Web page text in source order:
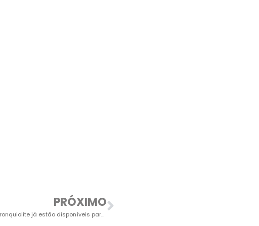
PRÓXIMO
Doses da vacina contra bronquiolite já estão disponíveis para as gestantes